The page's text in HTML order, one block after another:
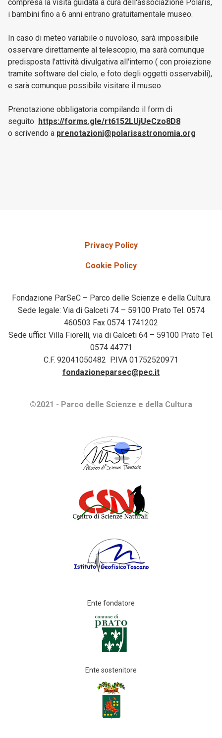
compresa la visita guidata a cura dell'associazione Polaris,
i bambini fino a 6 anni entrano gratuitamentale museo.
In caso di meteo variabile o nuvoloso, sarà impossibile
osservare direttamente al telescopio, ma sarà comunque
predisposta l'attività divulgativa all'interno ( con proiezione
tramite software del cielo, e foto degli oggetti osservabili),
e sarà comunque possibile visitare il museo.
Prenotazione obbligatoria compilando il form di
seguito https://forms.gle/rt6152LUjUeCzo8D8
o scrivendo a prenotazioni@polarisastronomia.org
Privacy Policy
Cookie Policy
Fondazione ParSeC – Parco delle Scienze e della Cultura
Sede legale: Via di Galceti 74 – 59100 Prato Tel. 0574
460503 Fax 0574 1741202
Sede uffici: Villa Fiorelli, via di Galceti 64 – 59100 Prato Tel.
0574 44771
C.F. 92041050482 P.IVA 01752520971
fondazioneparsec@pec.it
©2021 - Parco delle Scienze e della Cultura
Ente fondatore
Ente sostenitore